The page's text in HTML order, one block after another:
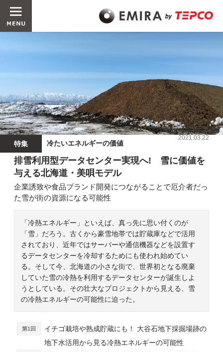
特集 冷たいエネルギーの価値
2021.03.22
排雪利用型データセンター実現へ! 雪に価値を
与える北海道・美唄モデル
企業誘致や食品ブランド開発につながることで厄介者だっ
た雪が街の資源になる可能性
「冷熱エネルギー」といえば、真っ先に思い付くのが
「雪」だろう。古くから豪雪地帯では貯蔵庫などで活用
されており、近年ではサーバーや通信機器などを設置す
るデータセンターを冷却するためにも使われ始めてい
る。そして今、北海道の小さな街で、世界初となる廃棄
していた雪の冷熱を利用するデータセンターが誕生しよ
うとしている。その壮大なプロジェクトから見える、雪
の冷熱エネルギーの可能性に迫った。
第1回
イチゴ栽培や熟成貯蔵にも！ 大谷石地下採掘場跡の
地下水活用から見る冷熱エネルギーの可能性